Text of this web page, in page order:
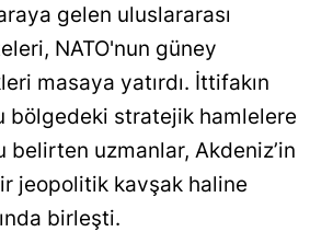
gelen uluslararası
NATO'nun güney
masaya yatırdı. İttifakın
bölgedeki stratejik hamlelere
belirten uzmanlar, Akdeniz’in
jeopolitik kavşak haline
birleşti.